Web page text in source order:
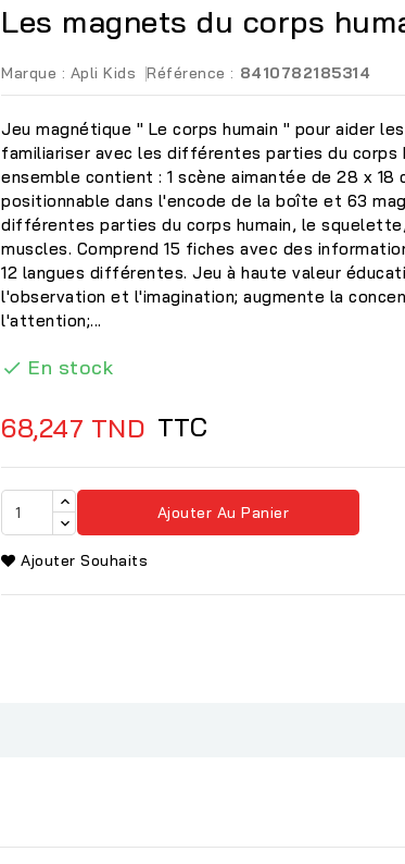
Les magnets du corps
Marque : Apli Kids Référence : 8410782185314
Jeu magnétique " Le corps humain " pour aider
familiariser avec les différentes parties du corps
ensemble contient : 1 scène aimantée de 28 x 18
positionnable dans l'encode de la boîte et 63
différentes parties du corps humain, le
muscles. Comprend 15 fiches avec des
12 langues différentes. Jeu à haute valeur
l'observation et l'imagination; augmente la
l'attention;...
 En stock
68,247 TND TTC
Ajouter Au Panier
Ajouter Souhaits